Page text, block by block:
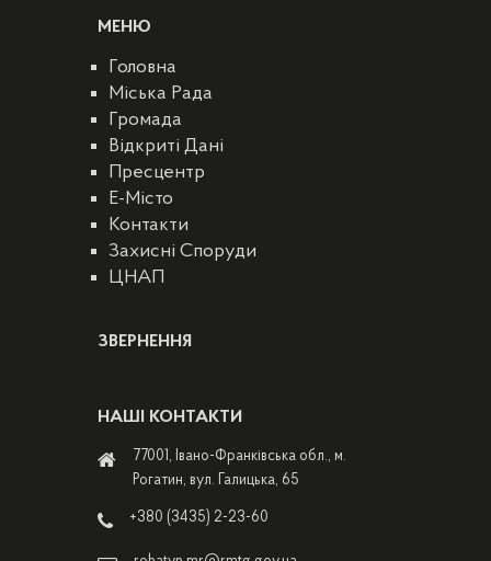
МЕНЮ
Головна
Міська Рада
Громада
Відкриті Дані
Пресцентр
E-Місто
Контакти
Захисні Споруди
ЦНАП
ЗВЕРНЕННЯ
НАШІ КОНТАКТИ
77001, Івано-Франківська обл., м.
Рогатин, вул. Галицька, 65
+380 (3435) 2-23-60